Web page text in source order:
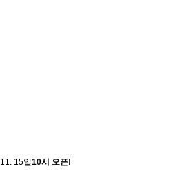
11. 15일10시 오픈!